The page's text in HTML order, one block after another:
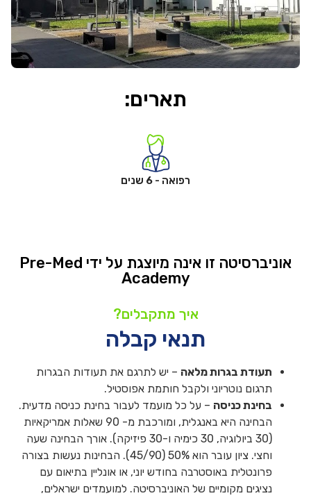
תארים:
רפואה - 6 שנים
אוניברסיטה זו אינה מיוצגת על ידי Pre-Med
Academy
איך מתקבלים?
תנאי קבלה
תעודת בגרות מלאה – יש לתרגם את תעודות הבגרות
תרגום נוטריוני ולקבל חותמת אפוסטיל.
בחינת כניסה – על כל מועמד לעבור בחינת כניסה מדעית.
הבחינה היא באנגלית, ומורכבת מ- 90 שאלות אמריקאיות
(30 ביולוגיה, 30 כימיה ו-30 פיזיקה). אורך הבחינה שעה
וחצי. ציון עובר הוא 50% (45/90). הבחינות נעשות בצורה
פרונטלית באוסטרבה בחודש יוני, או אונליין בתיאום עם
נציגים מקומיים של האוניברסיטה. למועמדים ישראלים,